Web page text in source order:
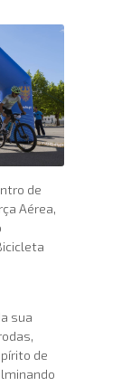
de
Aérea,
sua
de